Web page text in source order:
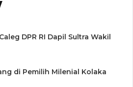
DPR RI Dapil Sultra Wakil
di Pemilih Milenial Kolaka